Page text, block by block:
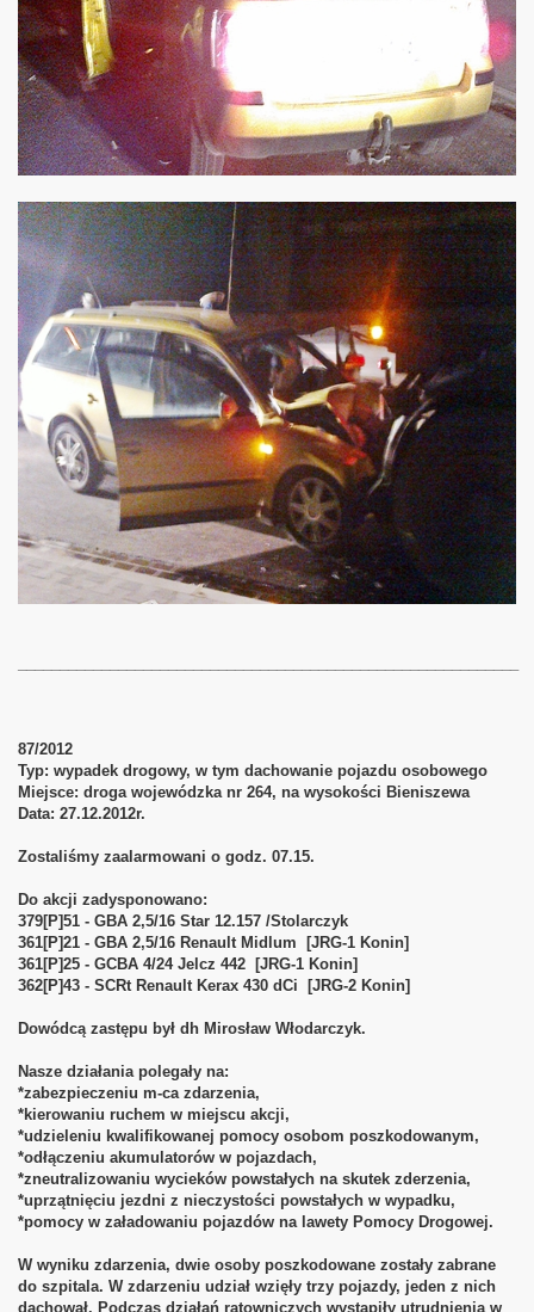
87/2012
Typ: wypadek drogowy, w tym dachowanie pojazdu osobowego
Miejsce: droga wojewódzka nr 264, na wysokości Bieniszewa
Data: 27.12.2012r.
Zostaliśmy zaalarmowani o godz. 07.15.
Do akcji zadysponowano:
379[P]51 - GBA 2,5/16 Star 12.157 /Stolarczyk
361[P]21 - GBA 2,5/16 Renault Midlum [JRG-1 Konin]
361[P]25 - GCBA 4/24 Jelcz 442 [JRG-1 Konin]
362[P]43 - SCRt Renault Kerax 430 dCi [JRG-2 Konin]
Dowódcą zastępu był dh Mirosław Włodarczyk.
Nasze działania polegały na:
*zabezpieczeniu m-ca zdarzenia,
*kierowaniu ruchem w miejscu akcji,
*udzieleniu kwalifikowanej pomocy osobom poszkodowanym,
*odłączeniu akumulatorów w pojazdach,
*zneutralizowaniu wycieków powstałych na skutek zderzenia,
*uprzątnięciu jezdni z nieczystości powstałych w wypadku,
*pomocy w załadowaniu pojazdów na lawety Pomocy Drogowej.
W wyniku zdarzenia, dwie osoby poszkodowane zostały zabrane
do szpitala. W zdarzeniu udział wzięły trzy pojazdy, jeden z nich
dachował. Podczas działań ratowniczych wystąpiły utrudnienia w